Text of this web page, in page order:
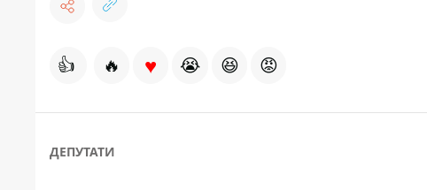
👍 🔥 ♥ 😭 😆 😡
ДЕПУТАТИ